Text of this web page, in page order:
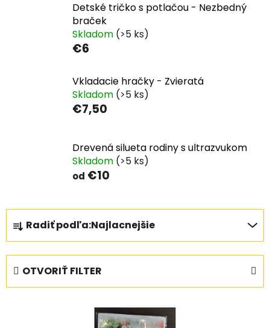
Detské tričko s potlačou - Nezbedný
braček
Skladom (>5 ks)
€6
Vkladacie hračky - Zvieratá
Skladom (>5 ks)
€7,50
Drevená silueta rodiny s ultrazvukom
Skladom (>5 ks)
od €10
R
a
d
e
n
Radiť podľa:Najlacnejšie
OTVORIŤ FILTER